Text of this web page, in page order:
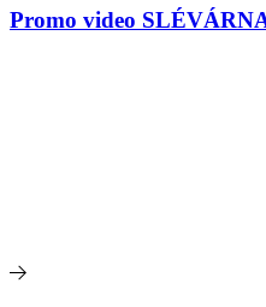
Promo video